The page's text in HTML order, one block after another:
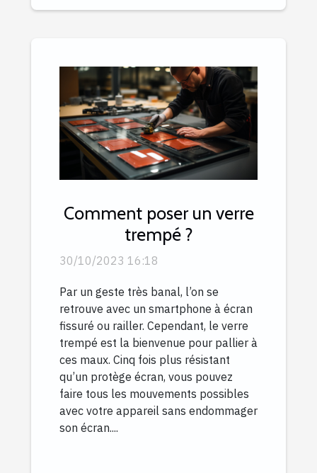
Comment poser un verre
trempé ?
30/10/2023 16:18
Par un geste très banal, l’on se
retrouve avec un smartphone à écran
fissuré ou railler. Cependant, le verre
trempé est la bienvenue pour pallier à
ces maux. Cinq fois plus résistant
qu’un protège écran, vous pouvez
faire tous les mouvements possibles
avec votre appareil sans endommager
son écran....